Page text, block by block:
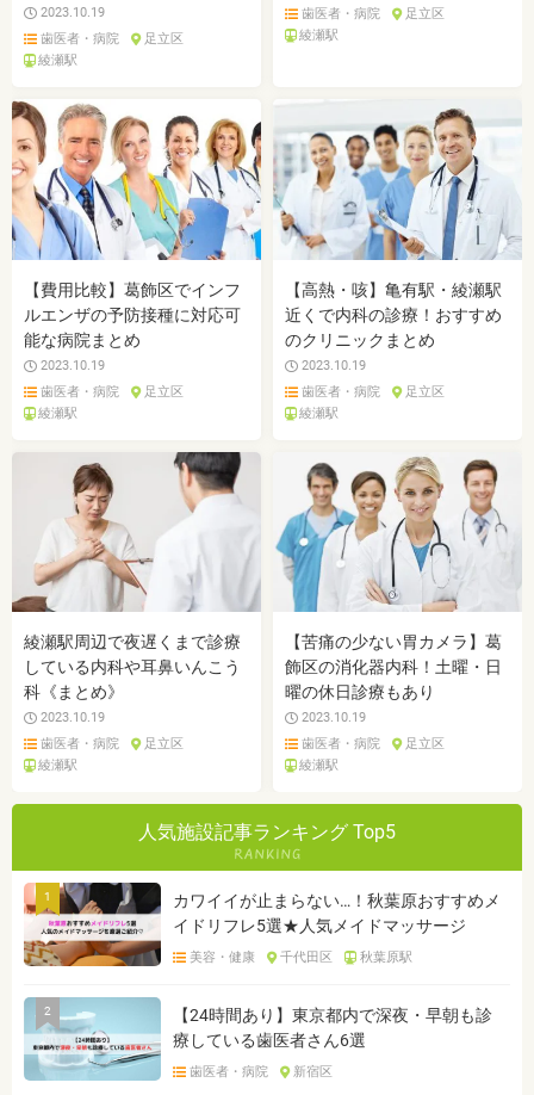
2023.10.19
歯医者・病院
足立区
綾瀬駅
歯医者・病院
足立区
綾瀬駅
【費用比較】葛飾区でインフ
ルエンザの予防接種に対応可
能な病院まとめ
2023.10.19
歯医者・病院
足立区
綾瀬駅
【高熱・咳】亀有駅・綾瀬駅
近くで内科の診療！おすすめ
のクリニックまとめ
2023.10.19
歯医者・病院
足立区
綾瀬駅
綾瀬駅周辺で夜遅くまで診療
している内科や耳鼻いんこう
科《まとめ》
2023.10.19
歯医者・病院
足立区
綾瀬駅
【苦痛の少ない胃カメラ】葛
飾区の消化器内科！土曜・日
曜の休日診療もあり
2023.10.19
歯医者・病院
足立区
綾瀬駅
人気施設記事ランキング Top5
1
カワイイが止まらない…！秋葉原おすすめメ
イドリフレ5選★人気メイドマッサージ
美容・健康 千代田区 秋葉原駅
2
【24時間あり】東京都内で深夜・早朝も診
療している歯医者さん6選
歯医者・病院 新宿区